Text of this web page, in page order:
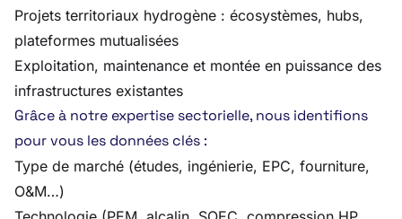
Projets territoriaux hydrogène : écosystèmes, hubs,
plateformes mutualisées
Exploitation, maintenance et montée en puissance des
infrastructures existantes
Grâce à notre expertise sectorielle, nous identifions
pour vous les données clés :
Type de marché (études, ingénierie, EPC, fourniture,
O&M…)